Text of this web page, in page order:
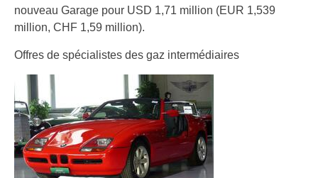
nouveau Garage pour USD 1,71 million (EUR 1,539
million, CHF 1,59 million).
Offres de spécialistes des gaz intermédiaires